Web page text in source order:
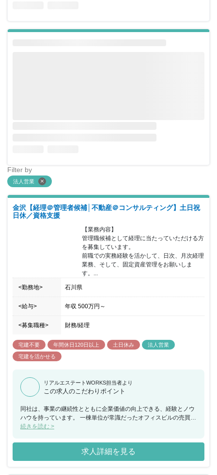
Filter by
法人営業
金沢【経理＠管理者候補│不動産＠コンサルティング】土日祝
日休／資格支援
【業務内容】
管理職候補として経理に当たっていただける方
を募集しています。
前職での実務経験を活かして、日次、月次経理
業務、そして、固定資産管理をお願いしま
す。...
<勤務地> 石川県
<給与> 年収 500万円 ～
<募集職種> 財務/経理
宅建不要 年間休日120日以上 土日休み
法人営業
宅建を活かせる
リアルエステートWORKS担当者より
この求人のこだわりポイント
同社は、事業の継続性とともに企業価値の向上できる、経験とノウ
ハウを持っています。 一棟単位が常識だったオフィスビルの売買
を、フロア単位に分譲することで、 収益不動産の裾野を一気に広げ
益不動産を核とした資産形成を提案しています。さらなる事業拡⼤
を⽬指し ⼀緒に成⻑できる⼈材を積極採⽤中です。 『区分所有オ
フィス®』をメインに、収益不動産を核とした資産形成を提案する
続きを読む >
求人詳細を見る